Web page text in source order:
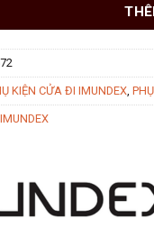
KIỆN CỬA ĐI IMUNDEX
IMUNDEX